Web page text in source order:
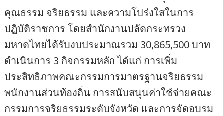
คุณธรรม จริยธรรม และความโปร่งใสในการ
ปฏิบัติราชการ โดยสำนักงานปลัดกระทรวง
มหาดไทยได้รับงบประมาณรวม 30,865,500 บาท
ดำเนินการ 3 กิจกรรมหลัก ได้แก่ การเพิ่ม
ประสิทธิภาพคณะกรรมการมาตรฐานจริยธรรม
พนักงานส่วนท้องถิ่น การสนับสนุนค่าใช้จ่ายคณะ
กรรมการจริยธรรมระดับจังหวัด และการจัดอบรม